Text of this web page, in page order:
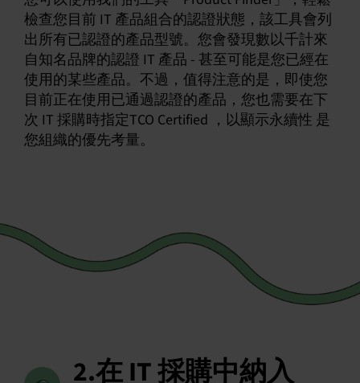
檢查您目前 IT 產品組合的認證狀態，該工具會列
出所有已認證的產品型號。您會發現數以千計來
自知名品牌的認證 IT 產品 - 甚至可能是您已經在
使用的某些產品。不過，值得注意的是，即使您
目前正在使用已通過認證的產品，您也需要在下
次 IT 採購時指定TCO Certified ，以顯示永續性 是
您組織的優先考量。
2.在 IT 採購中納入